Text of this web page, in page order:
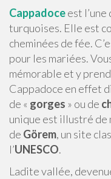
Cappadoceest
turquoises. Elle est
cheminées de fée.
pour les mariées.
mémorable et y
Cappadoce en effet
de « gorges » ou de
unique est illustré de
de Görem, un site
l’UNESCO.
Ladite vallée,